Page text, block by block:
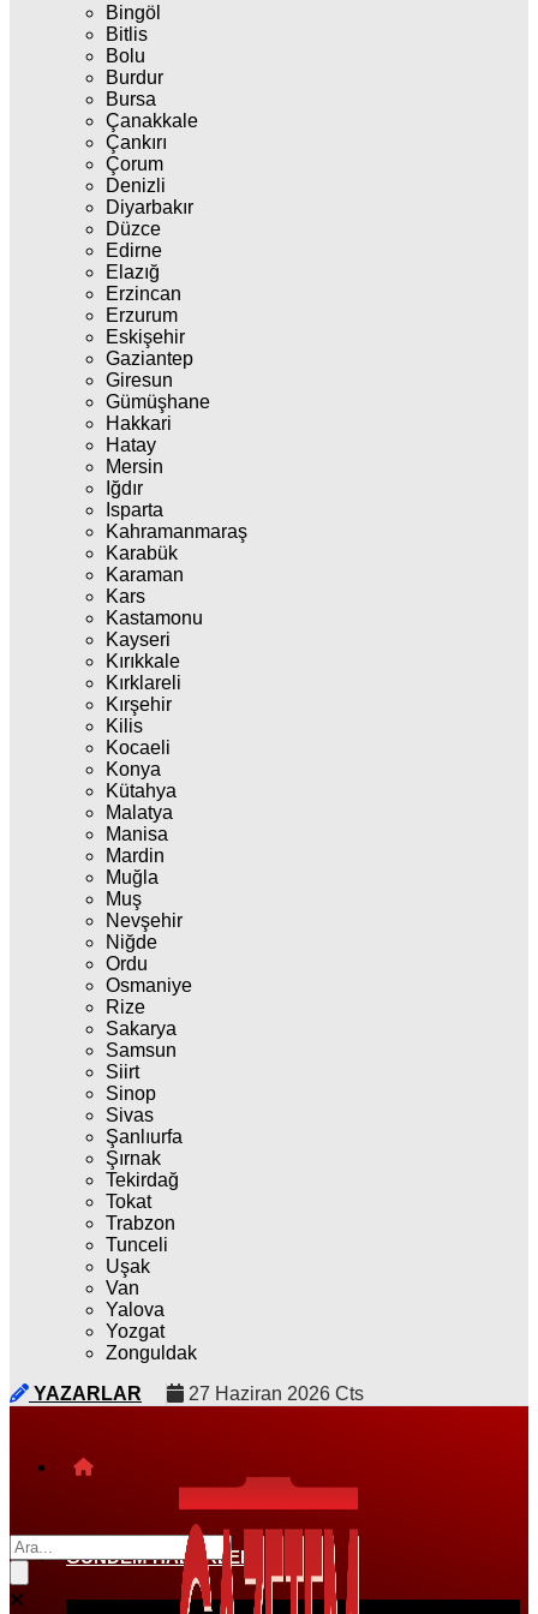
Bingöl
Bitlis
Bolu
Burdur
Bursa
Çanakkale
Çankırı
Çorum
Denizli
Diyarbakır
Düzce
Edirne
Elazığ
Erzincan
Erzurum
Eskişehir
Gaziantep
Giresun
Gümüşhane
Hakkari
Hatay
Mersin
Iğdır
Isparta
Kahramanmaraş
Karabük
Karaman
Kars
Kastamonu
Kayseri
Kırıkkale
Kırklareli
Kırşehir
Kilis
Kocaeli
Konya
Kütahya
Malatya
Manisa
Mardin
Muğla
Muş
Nevşehir
Niğde
Ordu
Osmaniye
Rize
Sakarya
Samsun
Siirt
Sinop
Sivas
Şanlıurfa
Şırnak
Tekirdağ
Tokat
Trabzon
Tunceli
Uşak
Van
Yalova
Yozgat
Zonguldak
YAZARLAR
27 Haziran 2026 Cts
GÜNDEM HABERLERI